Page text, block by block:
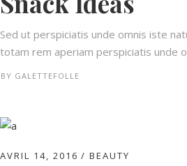
Sed ut perspiciatis unde omnis iste
totam rem aperiam perspiciatis unde
BY GALETTEFOLLE
AVRIL 14, 2016 BEAUTY